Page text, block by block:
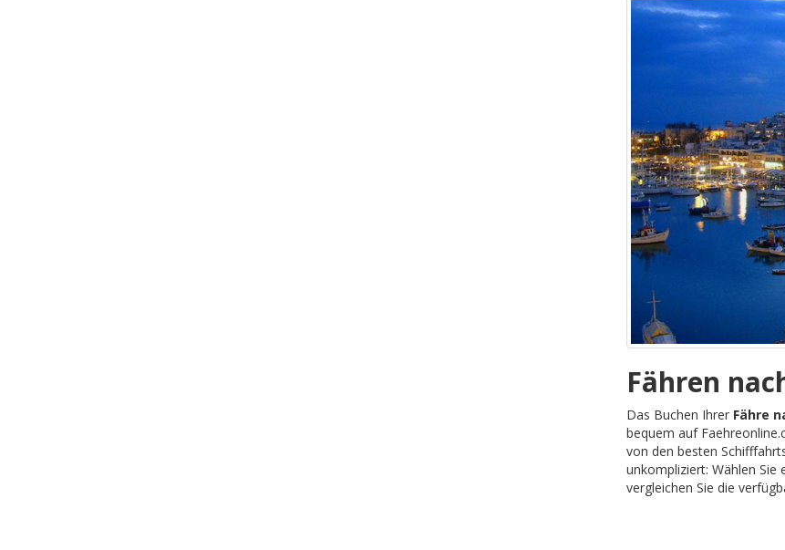
Fähren
Das Buchen Ihrer Fähre
bequem auf
von den besten
unkompliziert: Wählen Sie
vergleichen Sie die